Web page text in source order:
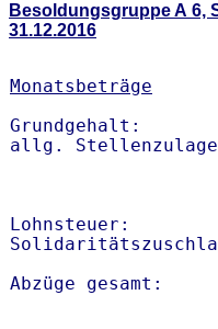
Besoldungsgruppe A 6,
31.12.2016
Monatsbeträge
Grundgehalt:
Lohnsteuer:
Abzüge gesamt: